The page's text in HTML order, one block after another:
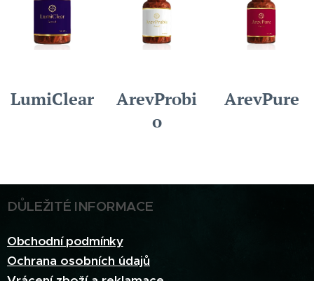
LumiClear
ArevProbi
o
ArevPure
DŮLEŽITÉ INFORMACE
Obchodní podmínky
Ochrana osobních údajů